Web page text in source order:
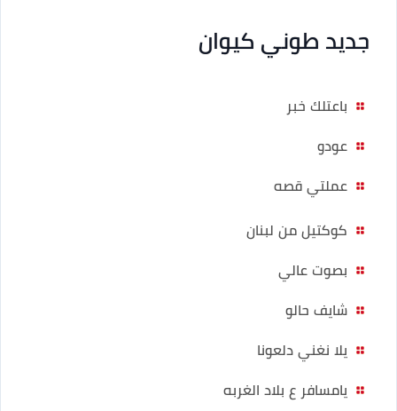
جديد طوني كيوان
باعتلك خبر
عودو
عملتي قصه
كوكتيل من لبنان
بصوت عالي
شايف حالو
يلا نغني دلعونا
يامسافر ع بلاد الغربه